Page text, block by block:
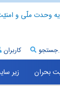
وحدت ملّی و
کاربران
بحران
زیر